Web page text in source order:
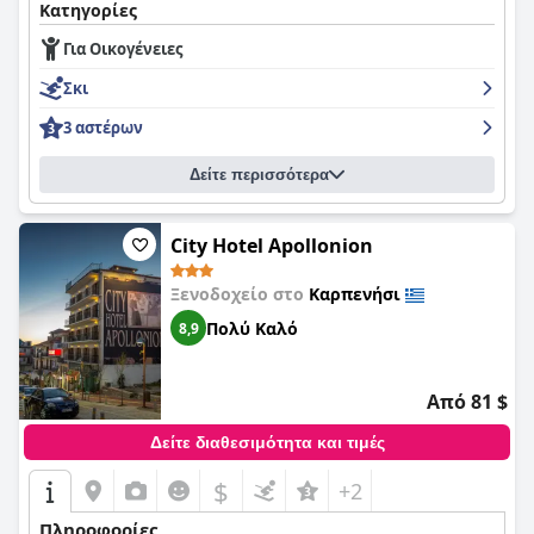
Κατηγορίες
Για Οικογένειες
Σκι
3 αστέρων
Δείτε περισσότερα
City Hotel Apollonion
Ξενοδοχείο στο Καρπενήσι
8,9 Πολύ Καλό
Από 81 $
Δείτε διαθεσιμότητα και τιμές
$ +2
Πληροφορίες